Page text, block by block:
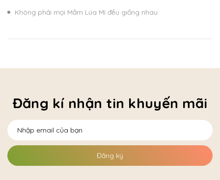
Không phải mọi Mầm Lúa Mì đều giống nhau.
Đăng kí nhận tin khuyến mãi
Đăng ký